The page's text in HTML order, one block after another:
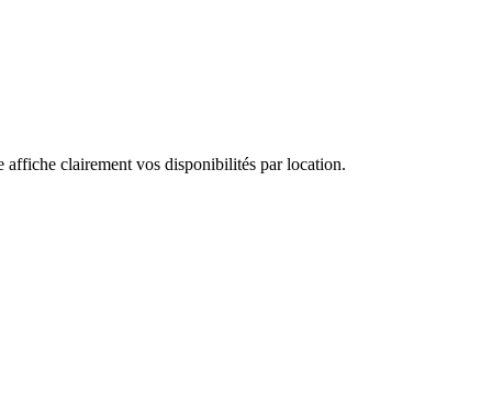
clairement vos disponibilités par location.